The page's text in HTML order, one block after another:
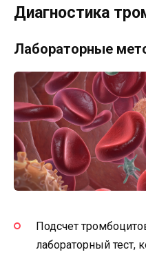
Диагностика
Лабораторные
Подсчет
лабораторный тест,